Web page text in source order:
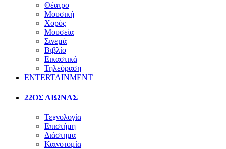
Θέατρο
Μουσική
Χορός
Μουσεία
Σινεμά
Βιβλίο
Εικαστικά
Τηλεόραση
ENTERTAINMENT
22ΟΣ ΑΙΩΝΑΣ
Τεχνολογία
Επιστήμη
Διάστημα
Καινοτομία